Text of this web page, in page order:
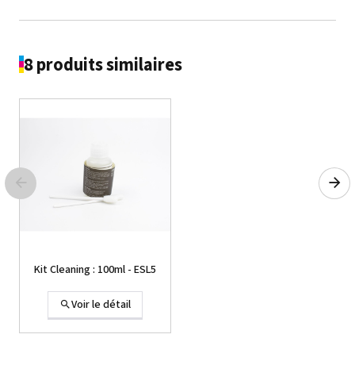
8 produits similaires
Kit Cleaning : 100ml - ESL5
Voir le détail